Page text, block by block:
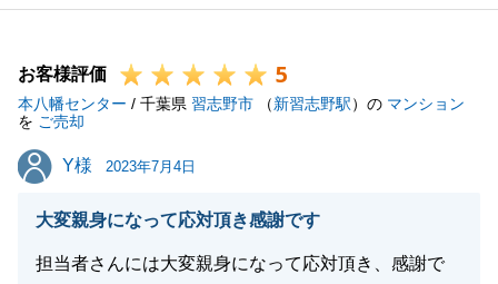
だきまして私も嬉しく思います。
今後ともどうぞよろしくお願い致します。
お客様評価 5
本八幡センター / 千葉県 習志野市 （新習志野駅）の マンション
を ご売却
Y様
Y様 2023年7月4日
大変親身になって応対頂き感謝です
担当者さんには大変親身になって応対頂き、感謝で